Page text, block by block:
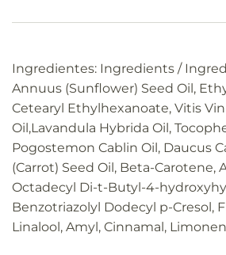
Ingredientes: Ingredients /
Annuus (Sunflower) Seed Oil,
Cetearyl Ethylhexanoate, Vitis
Oil,Lavandula Hybrida Oil,
Pogostemon Cablin Oil, Daucus
(Carrot) Seed Oil, Beta-Carotene,
Octadecyl Di-t-Butyl-4-
Benzotriazolyl Dodecyl p-Cresol,
Linalool, Amyl, Cinnamal,